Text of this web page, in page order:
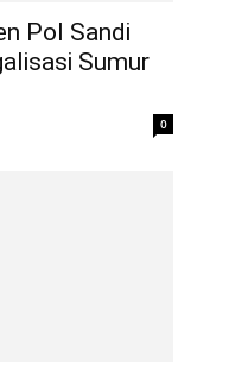
Pol Sandi
Sumur
0